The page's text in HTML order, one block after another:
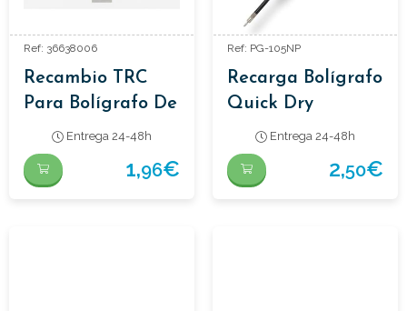
Ref: 36638006
Recambio TRC
Para Bolígrafo De
LatónEntrega 24-48h
1,96€
Ref: PG-105NP
Recarga Bolígrafo
Quick Dry
Entrega 24-48h
2,50€